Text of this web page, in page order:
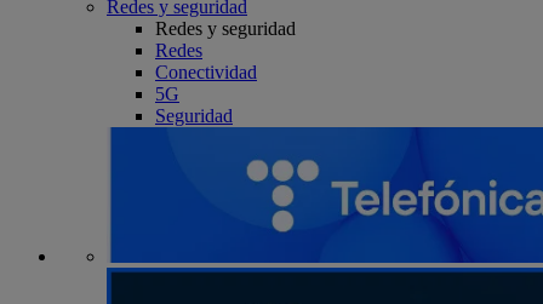
Redes y seguridad
Redes y seguridad
Redes
Conectividad
5G
Seguridad